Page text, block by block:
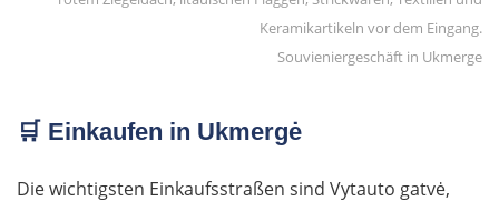
Souvieniergeschäft in Ukmerge
🛒 Einkaufen in Ukmergė
Die wichtigsten Einkaufsstraßen sind Vytauto gatvė,